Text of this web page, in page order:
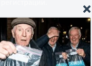
человечества
человечества
человечества
человечества
Все права защищены.